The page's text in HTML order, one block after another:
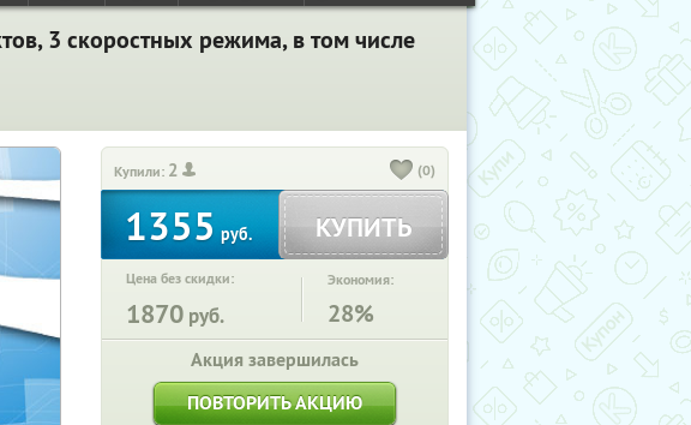
3 скоростных режима, в том числе
Купили: 2 (0)
1355руб. КУПИТЬ
Цена без скидки:
1870 руб.
Экономия:
28%
Акция завершилась
ПОВТОРИТЬ АКЦИЮ